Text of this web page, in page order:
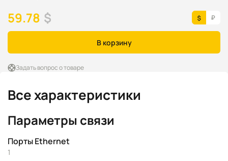
59.78 $
В корзину
Задать вопрос о товаре
Все характеристики
Параметры связи
Порты Ethernet
1